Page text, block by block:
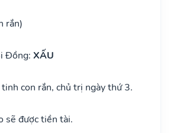
rắn)
Đồng: XẤU
con rắn, chủ trị ngày thứ 3.
sẽ được tiền tài.